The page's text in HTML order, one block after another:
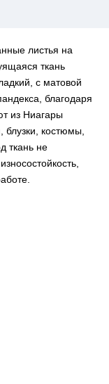
листья на
ткань
с матовой
благодаря
из Ниагары
костюмы,
ткань не